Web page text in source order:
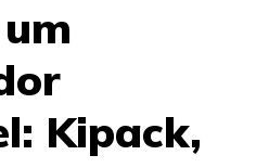
Kipack,